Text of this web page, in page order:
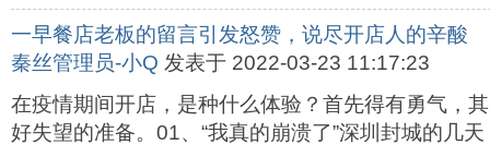
一早餐店老板的留言引发怒赞，说尽开店人的辛酸
秦丝管理员-小Q 发表于 2022-03-23 11:17:23
在疫情期间开店，是种什么体验？首先得有勇气，
好失望的准备。01、“我真的崩溃了”深圳封城的几